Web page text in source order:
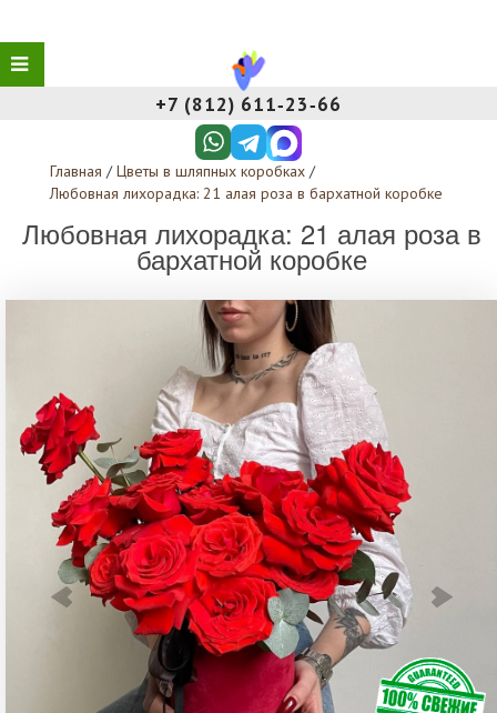
+7 (812) 611‑23‑66
Главная / Цветы в шляпных коробках /
Любовная лихорадка: 21 алая роза в бархатной коробке
Любовная лихорадка: 21 алая роза в
бархатной коробке